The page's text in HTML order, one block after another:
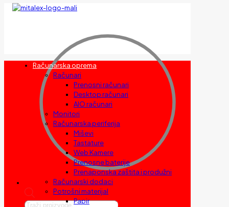
Products
Računarska oprema
Računari
Prenosni računari
Desktop računari
AIO računari
Monitori
Računarska periferija
Miševi
Tastature
Web Kamere
Prenosne baterije
Prenaponska zaštita i produžni
Računarski dodaci
Potrošni materijal
Papir